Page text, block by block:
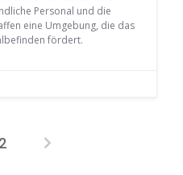
Personal und die
eine Umgebung, die das
fördert.
2